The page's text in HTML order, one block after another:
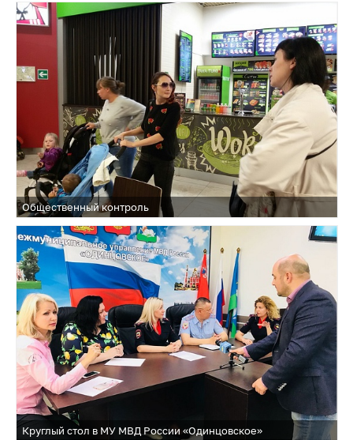
Общественный контроль
Круглый стол в МУ МВД России «Одинцовское»